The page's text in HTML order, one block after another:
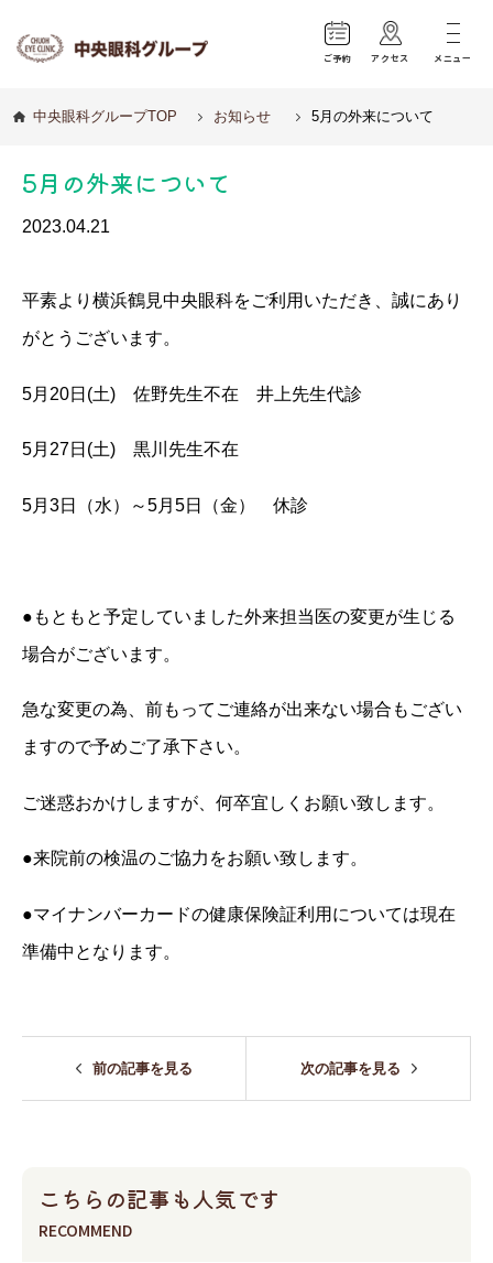
ご予約 アクセス メニュー
中央眼科グループTOP お知らせ 5月の外来について
5月の外来について
2023.04.21
平素より横浜鶴見中央眼科をご利用いただき、誠にあり
がとうございます。
5月20日(土) 佐野先生不在 井上先生代診
5月27日(土) 黒川先生不在
5月3日（水）～5月5日（金） 休診
●もともと予定していました外来担当医の変更が生じる
場合がございます。
急な変更の為、前もってご連絡が出来ない場合もござい
ますので予めご了承下さい。
ご迷惑おかけしますが、何卒宜しくお願い致します。
●来院前の検温のご協力をお願い致します。
●マイナンバーカードの健康保険証利用については現在
準備中となります。
前の記事を見る 次の記事を見る
こちらの記事も人気です
RECOMMEND